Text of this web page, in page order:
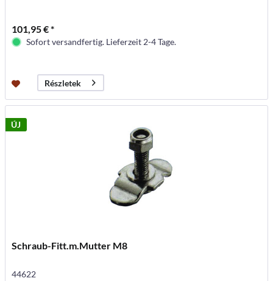
101,95 € *
Sofort versandfertig. Lieferzeit 2-4 Tage.
Részletek
ÚJ
Schraub-Fitt.m.Mutter M8
44622